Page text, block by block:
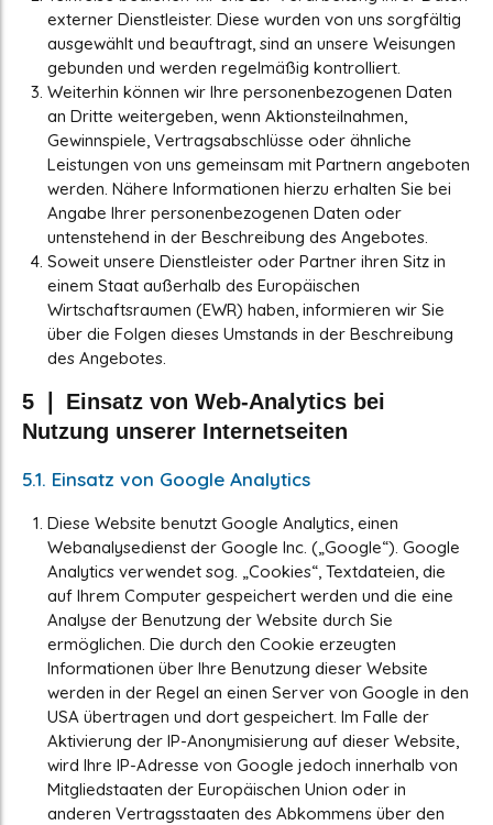
externer Dienstleister. Diese wurden von uns sorgfältig
ausgewählt und beauftragt, sind an unsere Weisungen
gebunden und werden regelmäßig kontrolliert.
Weiterhin können wir Ihre personenbezogenen Daten
an Dritte weitergeben, wenn Aktionsteilnahmen,
Gewinnspiele, Vertragsabschlüsse oder ähnliche
Leistungen von uns gemeinsam mit Partnern angeboten
werden. Nähere Informationen hierzu erhalten Sie bei
Angabe Ihrer personenbezogenen Daten oder
untenstehend in der Beschreibung des Angebotes.
Soweit unsere Dienstleister oder Partner ihren Sitz in
einem Staat außerhalb des Europäischen
Wirtschaftsraumen (EWR) haben, informieren wir Sie
über die Folgen dieses Umstands in der Beschreibung
des Angebotes.
5 ❘ Einsatz von Web-Analytics bei
Nutzung unserer Internetseiten
5.1. Einsatz von Google Analytics
Diese Website benutzt Google Analytics, einen
Webanalysedienst der Google Inc. („Google“). Google
Analytics verwendet sog. „Cookies“, Textdateien, die
auf Ihrem Computer gespeichert werden und die eine
Analyse der Benutzung der Website durch Sie
ermöglichen. Die durch den Cookie erzeugten
Informationen über Ihre Benutzung dieser Website
werden in der Regel an einen Server von Google in den
USA übertragen und dort gespeichert. Im Falle der
Aktivierung der IP-Anonymisierung auf dieser Website,
wird Ihre IP-Adresse von Google jedoch innerhalb von
Mitgliedstaaten der Europäischen Union oder in
anderen Vertragsstaaten des Abkommens über den